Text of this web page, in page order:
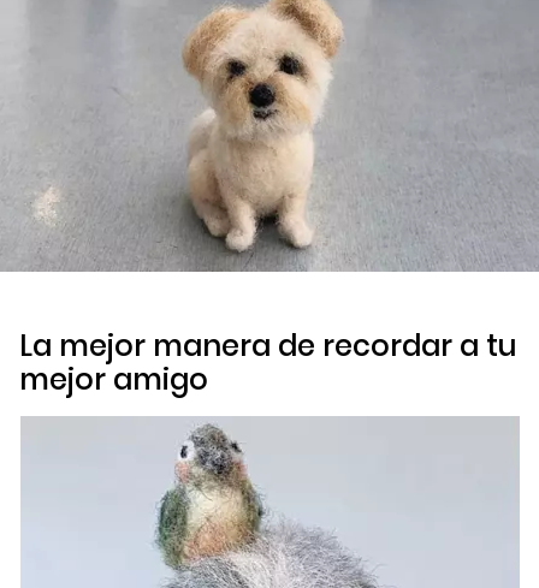
La mejor manera de recordar a tu
mejor amigo